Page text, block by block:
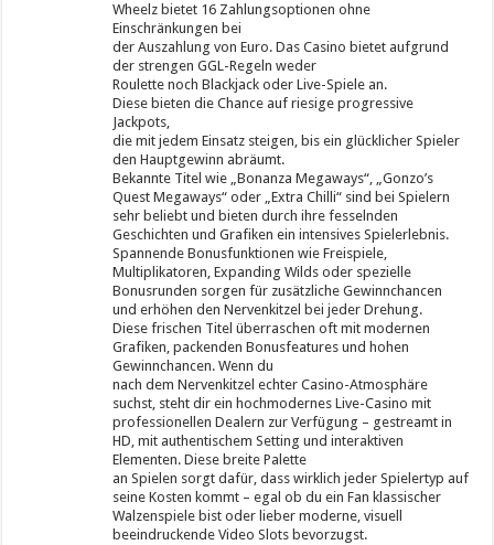
Wheelz bietet 16 Zahlungsoptionen ohne
Einschränkungen bei
der Auszahlung von Euro. Das Casino bietet aufgrund
der strengen GGL-Regeln weder
Roulette noch Blackjack oder Live-Spiele an.
Diese bieten die Chance auf riesige progressive
Jackpots,
die mit jedem Einsatz steigen, bis ein glücklicher Spieler
den Hauptgewinn abräumt.
Bekannte Titel wie „Bonanza Megaways“, „Gonzo’s
Quest Megaways“ oder „Extra Chilli“ sind bei Spielern
sehr beliebt und bieten durch ihre fesselnden
Geschichten und Grafiken ein intensives Spielerlebnis.
Spannende Bonusfunktionen wie Freispiele,
Multiplikatoren, Expanding Wilds oder spezielle
Bonusrunden sorgen für zusätzliche Gewinnchancen
und erhöhen den Nervenkitzel bei jeder Drehung.
Diese frischen Titel überraschen oft mit modernen
Grafiken, packenden Bonusfeatures und hohen
Gewinnchancen. Wenn du
nach dem Nervenkitzel echter Casino-Atmosphäre
suchst, steht dir ein hochmodernes Live-Casino mit
professionellen Dealern zur Verfügung – gestreamt in
HD, mit authentischem Setting und interaktiven
Elementen. Diese breite Palette
an Spielen sorgt dafür, dass wirklich jeder Spielertyp auf
seine Kosten kommt – egal ob du ein Fan klassischer
Walzenspiele bist oder lieber moderne, visuell
beeindruckende Video Slots bevorzugst.